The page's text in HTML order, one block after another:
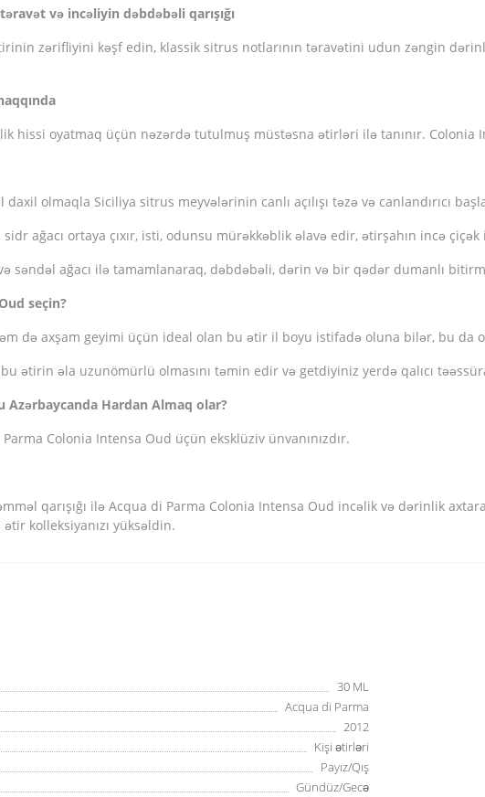
və incəliyin dəbdəbəli qarışığı
zərifliyini kəşf edin, klassik sitrus notlarının təravətini udun zəngin
hissi oyatmaq üçün nəzərdə tutulmuş müstəsna ətirləri ilə tanınır. Colonia
olmaqla Siciliya sitrus meyvələrinin canlı açılışı təzə və canlandırıcı
ağacı ortaya çıxır, isti, odunsu mürəkkəblik əlavə edir, ətirşahın incə
səndəl ağacı ilə tamamlanaraq, dəbdəbəli, dərin və bir qədər dumanlı
seçin?
də axşam geyimi üçün ideal olan bu ətir il boyu istifadə oluna bilər, bu da
ətirin əla uzunömürlü olmasını təmin edir və getdiyiniz yerdə qalıcı
Azərbaycanda Hardan Almaq olar?
Colonia Intensa Oud üçün eksklüziv ünvanınızdır.
qarışığı ilə Acqua di Parma Colonia Intensa Oud incəlik və dərinlik
kolleksiyanızı yüksəldin.
30 ML
Acqua di Parma
2012
Kişi ətirləri
Payız/Qış
Gündüz/Gecə